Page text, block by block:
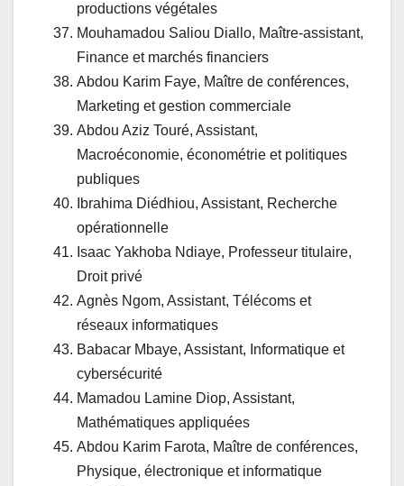
productions végétales
Mouhamadou Saliou Diallo, Maître-assistant,
Finance et marchés financiers
Abdou Karim Faye, Maître de conférences,
Marketing et gestion commerciale
Abdou Aziz Touré, Assistant,
Macroéconomie, économétrie et politiques
publiques
Ibrahima Diédhiou, Assistant, Recherche
opérationnelle
Isaac Yakhoba Ndiaye, Professeur titulaire,
Droit privé
Agnès Ngom, Assistant, Télécoms et
réseaux informatiques
Babacar Mbaye, Assistant, Informatique et
cybersécurité
Mamadou Lamine Diop, Assistant,
Mathématiques appliquées
Abdou Karim Farota, Maître de conférences,
Physique, électronique et informatique